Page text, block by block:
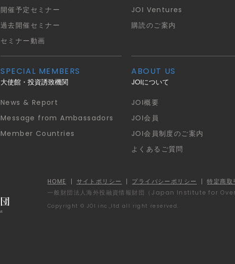
開催予定セミナー
過去開催セミナー
セミナー動画
JOI Ventures
購読のご案内
SPECIAL MEMBERS
大使館・投資誘致機関
News & Report
Message from Ambassadors
Member Countries
ABOUT US
JOIについて
JOI概要
JOI会員
JOI会員制度のご案内
よくあるご質問
HOME サイトポリシー プライバシーポリシー 特定商取
一般財団法人海外投融資情報財団 （Japan Institute for
Copyright © JOI inc.,ltd all right reserved.